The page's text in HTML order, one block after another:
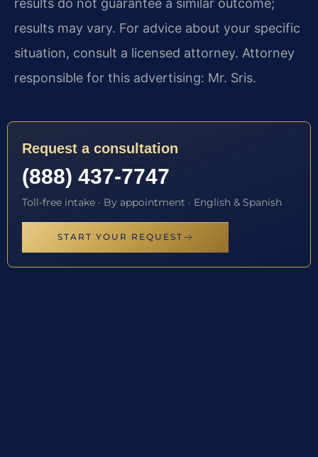
results may vary. For advice about your specific
situation, consult a licensed attorney. Attorney
responsible for this advertising: Mr. Sris.
Request a consultation
(888) 437-7747
Toll-free intake · By appointment · English & Spanish
START YOUR REQUEST